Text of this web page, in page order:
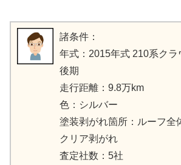
諸条件：
年式：2015年式 210系ク
後期
走行距離：9.8万km
色：シルバー
塗装剥がれ箇所：ルーフ全
クリア剥がれ
査定社数：5社